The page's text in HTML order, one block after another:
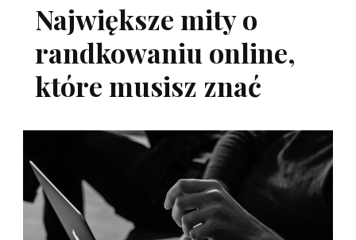
Największe mity o
randkowaniu online,
które musisz znać